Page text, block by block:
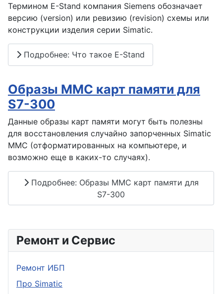
Ремонт и Сервис
Ремонт ИБП
Про Simatic
Термином E-Stand компания Siemens обозначает
версию (version) или ревизию (revision) схемы или
конструкции изделия серии Simatic.
Подробнее: Что такое E-Stand
Образы MMC карт памяти для
S7-300
Данные образы карт памяти могут быть полезны
для восстановления случайно запорченных Simatic
MMC (отформатированных на компьютере, и
возможно еще в каких-то случаях).
Подробнее: Образы MMC карт памяти для
S7-300